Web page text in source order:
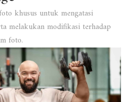
khusus untuk mengatasi
melakukan modifikasi terhadap
foto.